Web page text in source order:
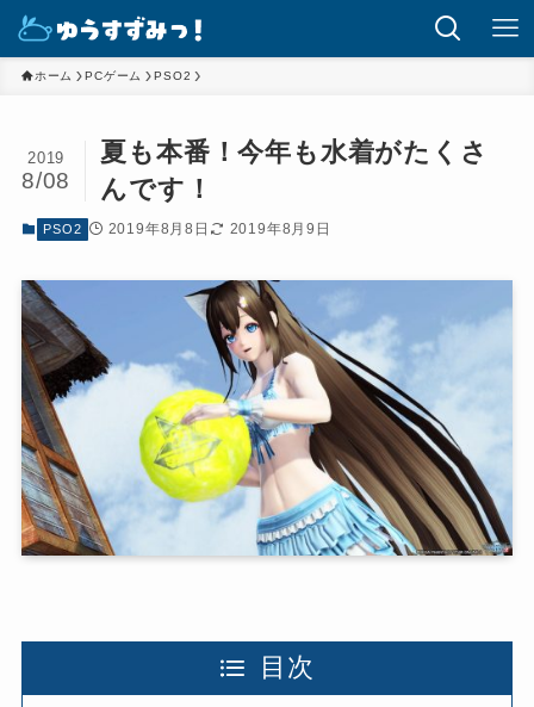
ホーム PCゲーム PSO2
夏も本番！今年も水着がたくさ
んです！
2019
8/08
PSO2 2019年8月8日 2019年8月9日
目次